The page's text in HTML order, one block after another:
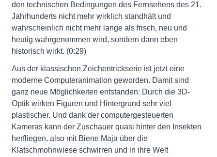
den technischen Bedingungen des Fernsehens des 21.
Jahrhunderts nicht mehr wirklich standhält und
wahrscheinlich nicht mehr lange als frisch, neu und
heutig wahrgenommen wird, sondern dann eben
historisch wirkt. (0:29)
Aus der klassischen Zeichentrickserie ist jetzt eine
moderne Computeranimation geworden. Damit sind
ganz neue Möglichkeiten entstanden: Durch die 3D-
Optik wirken Figuren und Hintergrund sehr viel
plastischer. Und dank der computergesteuerten
Kameras kann der Zuschauer quasi hinter den Insekten
herfliegen, also mit Biene Maja über die
Klatschmohnwiese schwirren und in ihre Welt